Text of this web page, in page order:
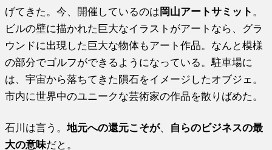
げてきた。今、開催しているのは 岡山アートサミット 。
ビルの壁に描かれた巨大なイラストがアートなら、グラ
ウンドに出現した巨大な物体もアート作品。なんと模様
の部分でゴルフができるようになっている。駐車場に
は、宇宙から落ちてきた隕石をイメージしたオブジェ。
市内に世界中のユニークな芸術家の作品を散りばめた。
石川は言う。地元への還元こそが、 自らのビジネスの最
大の意味だと。